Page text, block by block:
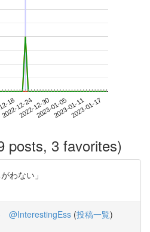
18
2022-12-242022-12-302023-01-052023-01-112023-01-17
posts, 3 favorites)
わない」
@InterestingEss (投稿一覧)